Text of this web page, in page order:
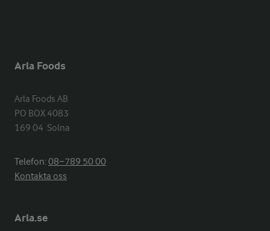
Arla Foods
Arla Foods AB
PO BOX 4083
169 04  Solna
Telefon:08−789 50 00
Kontakta oss
Arla.se